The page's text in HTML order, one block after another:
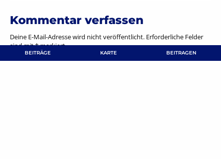
BEITRÄGE KARTE BEITRAGEN
Kommentar verfassen
Deine E-Mail-Adresse wird nicht veröffentlicht. Erforderliche Felder
sind mit*markiert